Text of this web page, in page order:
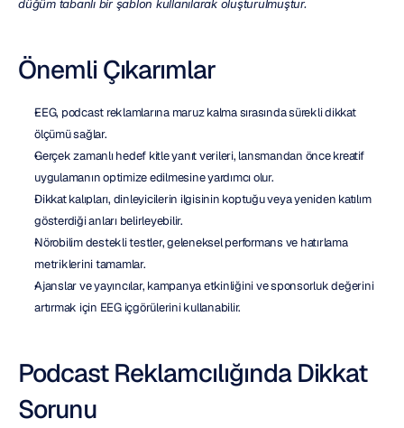
düğüm tabanlı bir şablon kullanılarak oluşturulmuştur.
Önemli Çıkarımlar
EEG, podcast reklamlarına maruz kalma sırasında sürekli dikkat
ölçümü sağlar.
Gerçek zamanlı hedef kitle yanıt verileri, lansmandan önce kreatif
uygulamanın optimize edilmesine yardımcı olur.
Dikkat kalıpları, dinleyicilerin ilgisinin koptuğu veya yeniden katılım
gösterdiği anları belirleyebilir.
Nörobilim destekli testler, geleneksel performans ve hatırlama
metriklerini tamamlar.
Ajanslar ve yayıncılar, kampanya etkinliğini ve sponsorluk değerini
artırmak için EEG içgörülerini kullanabilir.
Podcast Reklamcılığında Dikkat
Sorunu